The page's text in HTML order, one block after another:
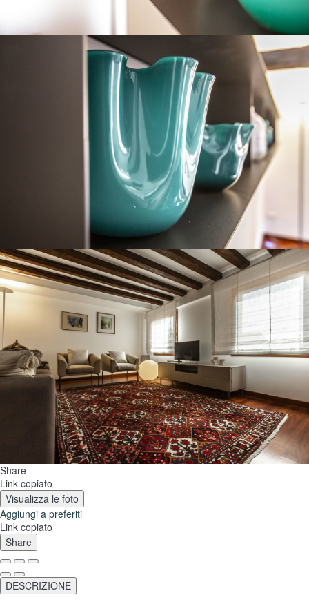
Share
Link copiato
Visualizza le foto
Aggiungi a preferiti
Link copiato
Share
DESCRIZIONE